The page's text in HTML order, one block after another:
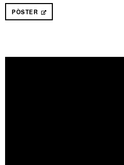
PÒSTER ABRE EN NUEVA VENTANA